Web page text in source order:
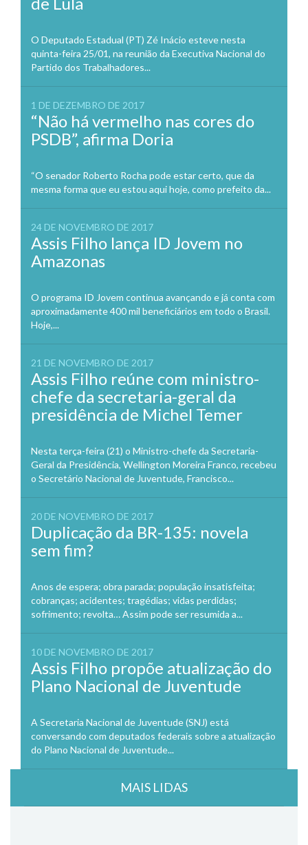
O Deputado Estadual (PT) Zé Inácio esteve nesta
quinta-feira 25/01, na reunião da Executiva Nacional do
Partido dos Trabalhadores...
1 DE DEZEMBRO DE 2017
“Não há vermelho nas cores do
PSDB”, afirma Doria
“O senador Roberto Rocha pode estar certo, que da
mesma forma que eu estou aqui hoje, como prefeito da...
24 DE NOVEMBRO DE 2017
Assis Filho lança ID Jovem no
Amazonas
O programa ID Jovem continua avançando e já conta com
aproximadamente 400 mil beneficiários em todo o Brasil.
Hoje,...
21 DE NOVEMBRO DE 2017
Assis Filho reúne com ministro-
chefe da secretaria-geral da
presidência de Michel Temer
Nesta terça-feira (21) o Ministro-chefe da Secretaria-
Geral da Presidência, Wellington Moreira Franco, recebeu
o Secretário Nacional de Juventude, Francisco...
20 DE NOVEMBRO DE 2017
Duplicação da BR-135: novela
sem fim?
Anos de espera; obra parada; população insatisfeita;
cobranças; acidentes; tragédias; vidas perdidas;
sofrimento; revolta… Assim pode ser resumida a...
10 DE NOVEMBRO DE 2017
Assis Filho propõe atualização do
Plano Nacional de Juventude
A Secretaria Nacional de Juventude (SNJ) está
conversando com deputados federais sobre a atualização
do Plano Nacional de Juventude...
MAIS LIDAS